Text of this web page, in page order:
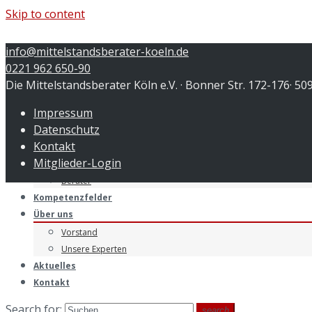
Skip to content
info@mittelstandsberater-koeln.de
0221 962 650-90
Die Mittelstandsberater Köln e.V. · Bonner Str. 172-176·
Impressum
Datenschutz
Kontakt
Mitglieder-Login
Menu
Startseite
Leistungen
Unternehmer
Verbände
Berater
Kompetenzfelder
Über uns
Vorstand
Unsere Experten
Aktuelles
Kontakt